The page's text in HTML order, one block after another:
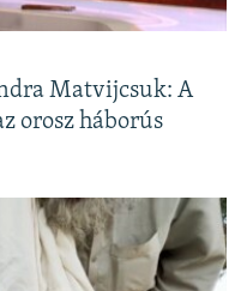
Matvijcsuk: A
orosz háborús